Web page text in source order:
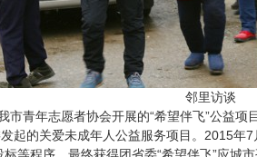
邻里访谈
青年志愿者协会开展的“希望伴飞”公益项
起的关爱未成年人公益服务项目。2015